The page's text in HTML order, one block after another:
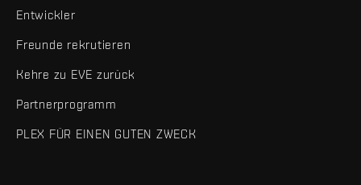
Entwickler
Freunde rekrutieren
Kehre zu EVE zurück
Partnerprogramm
PLEX FÜR EINEN GUTEN ZWECK